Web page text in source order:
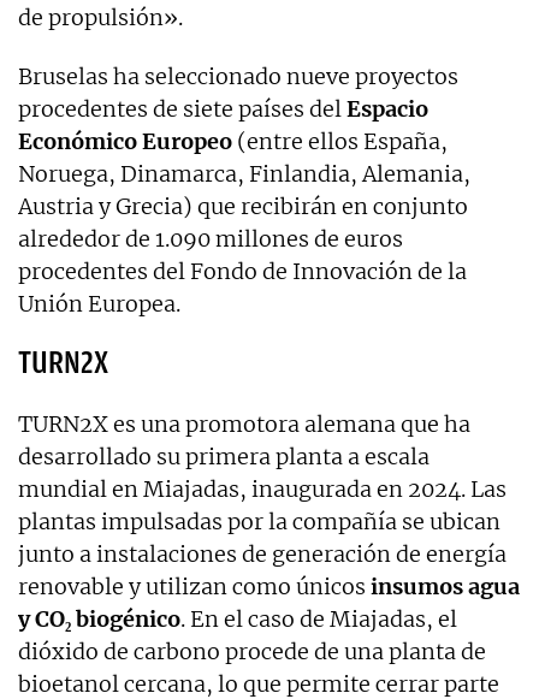
de propulsión».
Bruselas ha seleccionado nueve proyectos
procedentes de siete países delEspacio
Económico Europeo (entre ellos España,
Noruega, Dinamarca, Finlandia, Alemania,
Austria y Grecia) que recibirán en conjunto
alrededor de 1.090 millones de euros
procedentes del Fondo de Innovación de la
Unión Europea.
TURN2X
TURN2X es una promotora alemana que ha
desarrollado su primera planta a escala
mundial en Miajadas, inaugurada en 2024. Las
plantas impulsadas por la compañía se ubican
junto a instalaciones de generación de energía
renovable y utilizan como únicos insumos agua
y CO₂ biogénico. En el caso de Miajadas, el
dióxido de carbono procede de una planta de
bioetanol cercana, lo que permite cerrar parte